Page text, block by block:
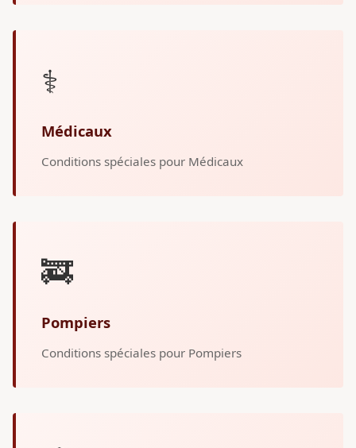
⚕️
Médicaux
Conditions spéciales pour Médicaux
🚒
Pompiers
Conditions spéciales pour Pompiers